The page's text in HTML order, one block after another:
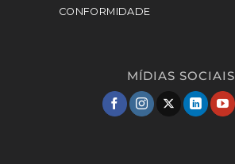
CONFORMIDADE
MÍDIAS SOCIAIS